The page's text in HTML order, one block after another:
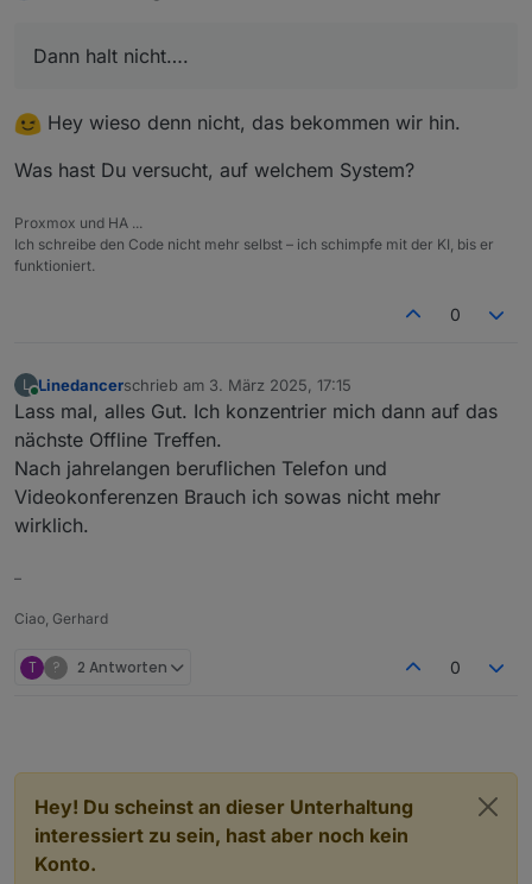
Dann halt nicht….
Hey wieso denn nicht, das bekommen wir hin.
Was hast Du versucht, auf welchem System?
Proxmox und HA ...
Ich schreibe den Code nicht mehr selbst – ich schimpfe mit der KI, bis er
funktioniert.
0
L Linedancerschrieb am 3. März 2025, 17:15
zuletzt editiert von
Lass mal, alles Gut. Ich konzentrier mich dann auf das
nächste Offline Treffen.
Nach jahrelangen beruflichen Telefon und
Videokonferenzen Brauch ich sowas nicht mehr
wirklich.
–
Ciao, Gerhard
T ? 2 Antworten 0
Hey! Du scheinst an dieser Unterhaltung
interessiert zu sein, hast aber noch kein
Konto.